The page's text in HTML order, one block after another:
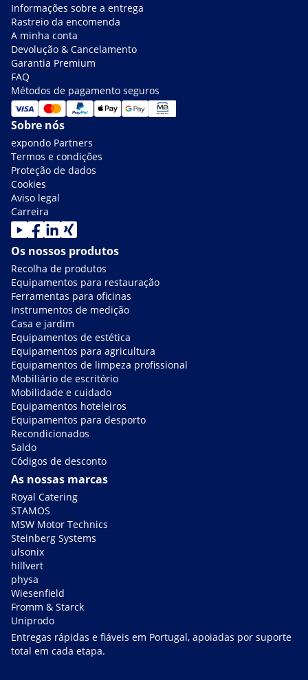
Informações sobre a entrega
Rastreio da encomenda
A minha conta
Devolução & Cancelamento
Garantia Premium
FAQ
Métodos de pagamento seguros
Sobre nós
expondo Partners
Termos e condições
Proteção de dados
Cookies
Aviso legal
Carreira
Os nossos produtos
Recolha de produtos
Equipamentos para restauração
Ferramentas para oficinas
Instrumentos de medição
Casa e jardim
Equipamentos de estética
Equipamentos para agricultura
Equipamentos de limpeza profissional
Mobiliário de escritório
Mobilidade e cuidado
Equipamentos hoteleiros
Equipamentos para desporto
Recondicionados
Saldo
Códigos de desconto
As nossas marcas
Royal Catering
STAMOS
MSW Motor Technics
Steinberg Systems
ulsonix
hillvert
physa
Wiesenfield
Fromm & Starck
Uniprodo
Entregas rápidas e fiáveis em Portugal, apoiadas por suporte
total em cada etapa.